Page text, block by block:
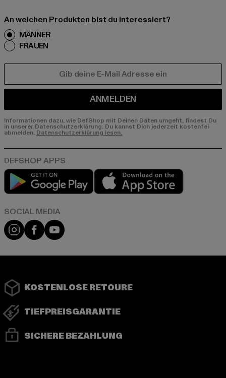
An welchen Produkten bist du interessiert?
MÄNNER
FRAUEN
ANMELDEN
Informationen dazu, wie DefShop mit Deinen Daten umgeht, findest Du
in unserer Datenschutzerklärung. Du kannst Dich jederzeit kostenfei
abmelden. Datenschutzerklärung lesen.
Play market
Instagram
FacebookYouTube
KOSTENLOSE RETOURE
TIEFPREISGARANTIE
SICHERE BEZAHLUNG